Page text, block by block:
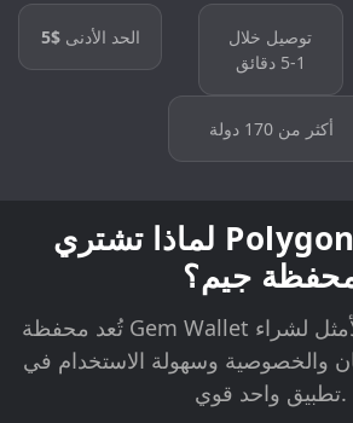
الحد الأدنى$5
توصيل خلال
1-5 دقائق
أكثر من 170 دولة
لماذا تشتري Polygon باستخدام
جيم؟
تُعد محفظة Gem Wallet الخيار الأمثل لشراء Polygon،
والخصوصية وسهولة الاستخدام في
تطبيق واحد قوي.